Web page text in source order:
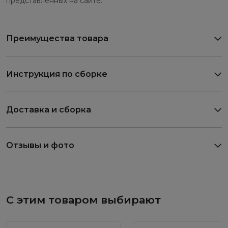
Преимущества товара
Инструкция по сборке
Доставка и сборка
Отзывы и фото
С этим товаром выбирают